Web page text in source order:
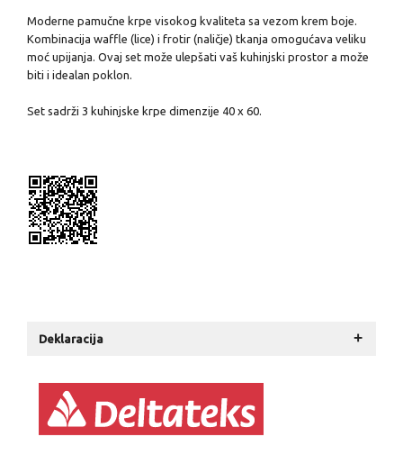
Moderne pamučne krpe visokog kvaliteta sa vezom krem boje.
Kombinacija waffle (lice) i frotir (naličje) tkanja omogućava veliku
moć upijanja. Ovaj set može ulepšati vaš kuhinjski prostor a može
biti i idealan poklon.
Set sadrži 3 kuhinjske krpe dimenzije 40 x 60.
Deklaracija +